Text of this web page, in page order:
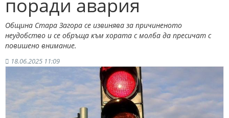
поради авария
Община Стара Загора се извинява за причиненото
неудобство и се обръща към хората с молба да пресичат с
повишено внимание.
18.06.2025 11:09